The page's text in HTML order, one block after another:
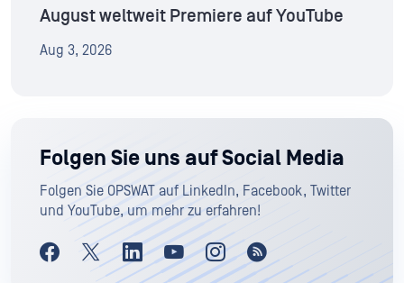
August weltweit Premiere auf YouTube
Aug 3, 2026
Folgen Sie uns auf Social Media
Folgen Sie OPSWAT auf LinkedIn, Facebook, Twitter
und YouTube, um mehr zu erfahren!